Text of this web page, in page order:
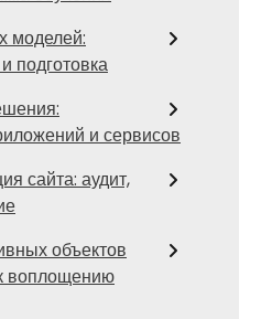
моделей:
подготовка
и сервисов
сайта: аудит,
объектов
воплощению